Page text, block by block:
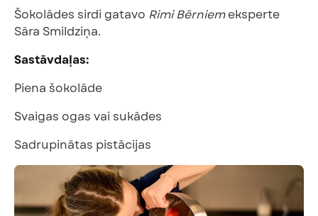
Šokolādes sirdi gatavo Rimi Bērniemeksperte
Sāra Smildziņa.
Sastāvdaļas:
Piena šokolāde
Svaigas ogas vai sukādes
Sadrupinātas pistācijas